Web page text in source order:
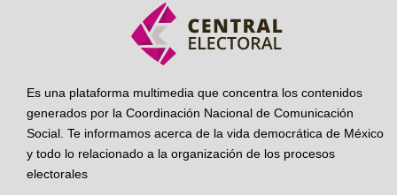
Es una plataforma multimedia que concentra los contenidos
generados por la Coordinación Nacional de Comunicación
Social. Te informamos acerca de la vida democrática de México
y todo lo relacionado a la organización de los procesos
electorales